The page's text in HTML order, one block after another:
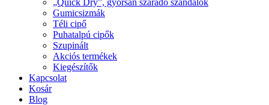
Gumicsizmák
Téli cipő
Puhatalpú cipők
Szupinált
Akciós termékek
Kiegészítők
Kapcsolat
Kosár
Blog